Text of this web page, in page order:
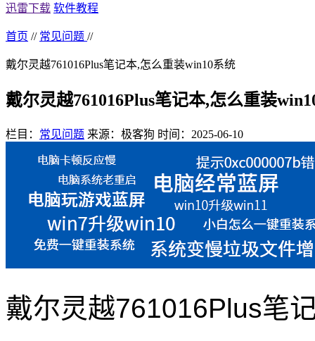
迅雷下载 软件教程
首页 // 常见问题 //
戴尔灵越761016Plus笔记本,怎么重装win10系统
戴尔灵越761016Plus笔记本,怎么重装
栏目： 常见问题 来源：极客狗 时间：2025-06-10
戴尔灵越761016Plus笔